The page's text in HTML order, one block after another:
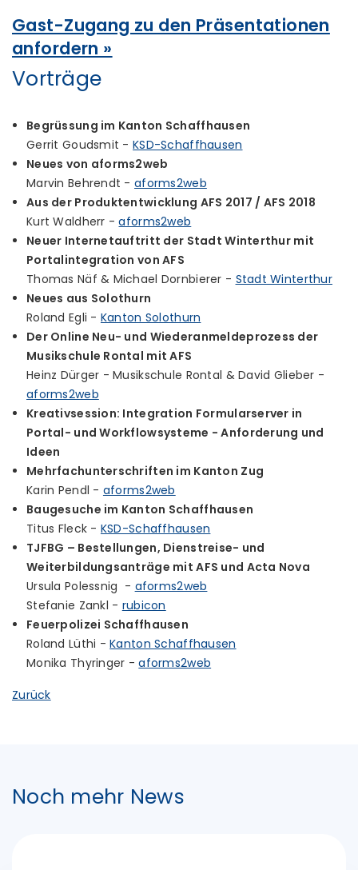
Gast-Zugang zu den Präsentationen
anfordern »
Vorträge
Begrüssung im Kanton Schaffhausen
Gerrit Goudsmit -KSD-Schaffhausen
Neues von aforms2web
Marvin Behrendt -aforms2web
Aus der Produktentwicklung AFS 2017 / AFS 2018
Kurt Waldherr -aforms2web
Neuer Internetauftritt der Stadt Winterthur mit
Portalintegration von AFS
Thomas Näf & Michael Dornbierer - Stadt Winterthur
Neues aus Solothurn
Roland Egli - Kanton Solothurn
Der Online Neu- und Wiederanmeldeprozess der
Musikschule Rontal mit AFS
Heinz Dürger - Musikschule Rontal & David Glieber -
aforms2web
Kreativsession: Integration Formularserver in
Portal- und Workflowsysteme - Anforderung und
Ideen
Mehrfachunterschriften im Kanton Zug
Karin Pendl - aforms2web
Baugesuche im Kanton Schaffhausen
Titus Fleck - KSD-Schaffhausen
TJFBG – Bestellungen, Dienstreise- und
Weiterbildungsanträge mit AFS und Acta Nova
Ursula Polessnig - aforms2web
Stefanie Zankl - rubicon
Feuerpolizei Schaffhausen
Roland Lüthi -Kanton Schaffhausen
Monika Thyringer -aforms2web
Zurück
Noch mehr News